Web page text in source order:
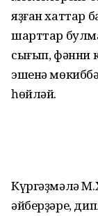
яҙған хаттар
шарттар
сығып, фәнни
эшенә
һөйләй.
Күргәҙмәлә
әйберҙәре,